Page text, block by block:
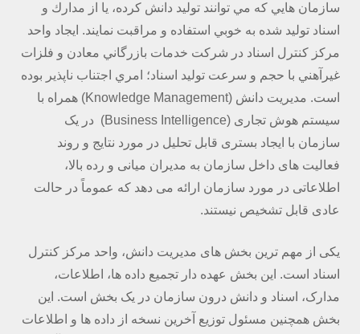
سازمان هايي كه مي توانند توليد دانش كرده، يا از مدارك و
اسناد توليد شده به خوبي استفاده و مراقبت نمايند. ايجاد واحد
مركز كنترل اسناد در شركت خدمات بازرگاني معادن و فلزات
غيرآهني با حجم و سرعت توليد اسناد؛ امري اجتناب ناپذير بوده
است. مدیریت دانش (Knowledge Management) همراه با
سیستم هوش تجاری (Business Intelligence) در یک
سازمان با ایجاد بستری قابل تحلیل در مورد نتایج و روند
فعالیت های داخل سازمان به مدیران میانی و رده بالا،
اطلاعاتی در مورد سازمان ارائه می دهد که عموماً در حالت
عادی قابل تشخیص نیستند.
یکی از مهم ترین بخش های مدیریت دانش، واحد مرکز کنترل
اسناد است. این بخش عهده دار تجمیع داده ها، اطلاعات،
مدارک، اسناد و دانش درون سازمان در یک بخش است. این
بخش همچنین مسئول توزیع آخرین نسخه از داده ها و اطلاعات